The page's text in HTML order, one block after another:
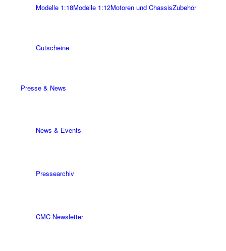
Modelle 1:18Modelle 1:12Motoren und ChassisZubehör
Gutscheine
Presse & News
News & Events
Pressearchiv
CMC Newsletter